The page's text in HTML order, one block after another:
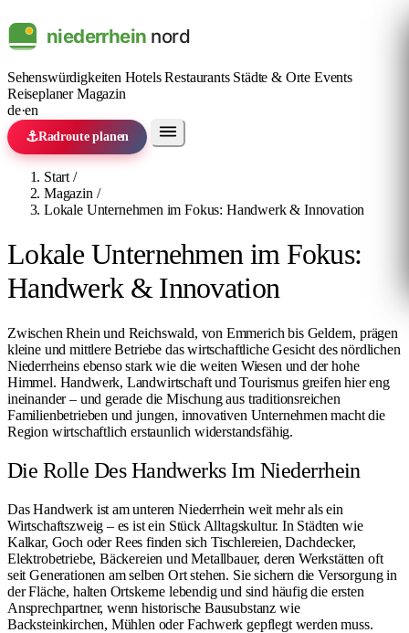
Sehenswürdigkeiten HotelsRestaurants Städte & Orte Events
ReiseplanerMagazin
de·en
⚓Radroute planen
Start /
Magazin /
Lokale Unternehmen im Fokus: Handwerk & Innovation
Lokale Unternehmen im Fokus:
Handwerk & Innovation
Zwischen Rhein und Reichswald, von Emmerich bis Geldern, prägen
kleine und mittlere Betriebe das wirtschaftliche Gesicht des nördlichen
Niederrheins ebenso stark wie die weiten Wiesen und der hohe
Himmel. Handwerk, Landwirtschaft und Tourismus greifen hier eng
ineinander – und gerade die Mischung aus traditionsreichen
Familienbetrieben und jungen, innovativen Unternehmen macht die
Region wirtschaftlich erstaunlich widerstandsfähig.
Die Rolle Des Handwerks Im Niederrhein
Das Handwerk ist am unteren Niederrhein weit mehr als ein
Wirtschaftszweig – es ist ein Stück Alltagskultur. In Städten wie
Kalkar, Goch oderRees finden sich Tischlereien, Dachdecker,
Elektrobetriebe, Bäckereien und Metallbauer, deren Werkstätten oft
seit Generationen am selben Ort stehen. Sie sichern die Versorgung in
der Fläche, halten Ortskerne lebendig und sind häufig die ersten
Ansprechpartner, wenn historische Bausubstanz wie
Backsteinkirchen, Mühlen oder Fachwerk gepflegt werden muss.